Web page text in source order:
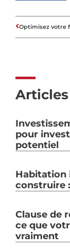
pour
potentiel
Habitation
construire
Clause de
ce que
vraiment